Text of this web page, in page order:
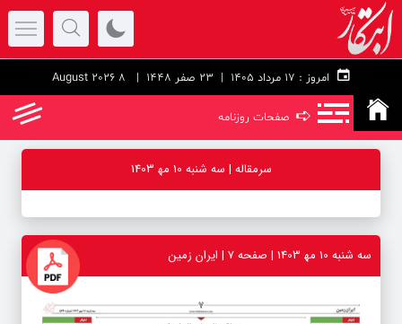
امروز : 23 صفر 1448 | 8 August 2026
➪ صفحات روزنامه
سرمقاله | سه شنبه 10 مه‍ 1403
سه شنبه 10 مه‍ 1403 | صفحه ۷ | ایران زمین